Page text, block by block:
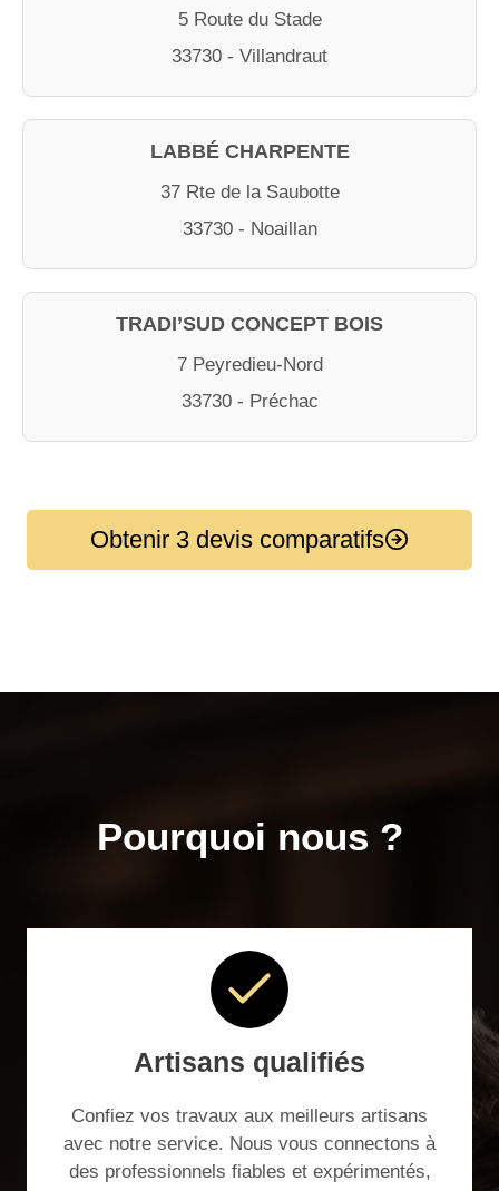
5 Route du Stade
33730 - Villandraut
LABBÉ CHARPENTE
37 Rte de la Saubotte
33730 - Noaillan
TRADI’SUD CONCEPT BOIS
7 Peyredieu-Nord
33730 - Préchac
Obtenir 3 devis comparatifs
Pourquoi nous ?
Artisans qualifiés
Confiez vos travaux aux meilleurs artisans
avec notre service. Nous vous connectons à
des professionnels fiables et expérimentés,